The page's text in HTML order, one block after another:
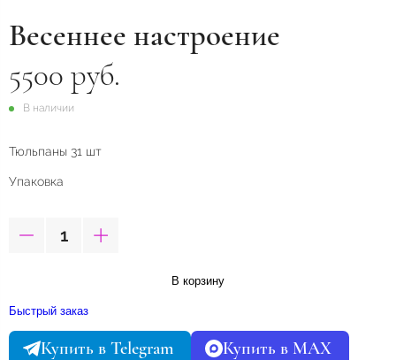
Весеннее настроение
5500 руб.
В наличии
Тюльпаны 31 шт
Упаковка
В корзину
Быстрый заказ
Купить в Telegram Купить в MAX